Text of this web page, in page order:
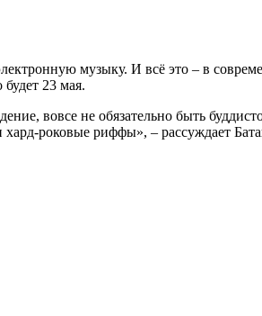
музыку. И всё это – в
23 мая.
вовсе не обязательно быть
роковые риффы», – рассуждает